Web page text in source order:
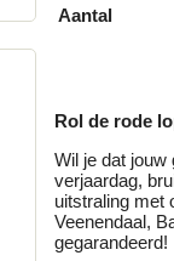
Aantal
Rol de rode
Wil je dat jouw
verjaardag,
uitstraling met
Veenendaal,
gegarandeerd!